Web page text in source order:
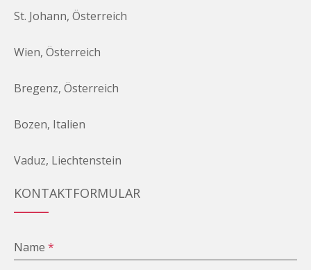
St. Johann, Österreich
Wien, Österreich
Bregenz, Österreich
Bozen, Italien
Vaduz, Liechtenstein
KONTAKTFORMULAR
Name*